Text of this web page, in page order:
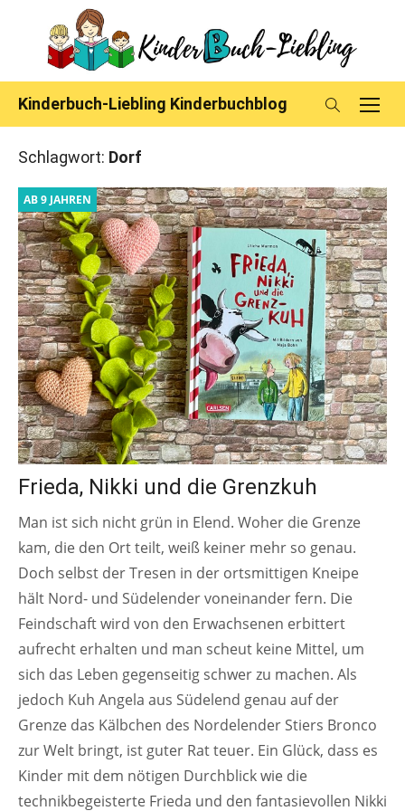
content
Kinderbuch-Liebling Kinderbuchblog
Schlagwort: Dorf
AB 9 JAHREN
Frieda, Nikki und die Grenzkuh
Man ist sich nicht grün in Elend. Woher die Grenze
kam, die den Ort teilt, weiß keiner mehr so genau.
Doch selbst der Tresen in der ortsmittigen Kneipe
hält Nord- und Südelender voneinander fern. Die
Feindschaft wird von den Erwachsenen erbittert
aufrecht erhalten und man scheut keine Mittel, um
sich das Leben gegenseitig schwer zu machen. Als
jedoch Kuh Angela aus Südelend genau auf der
Grenze das Kälbchen des Nordelender Stiers Bronco
zur Welt bringt, ist guter Rat teuer. Ein Glück, dass es
Kinder mit dem nötigen Durchblick wie die
technikbegeisterte Frieda und den fantasievollen Nikki